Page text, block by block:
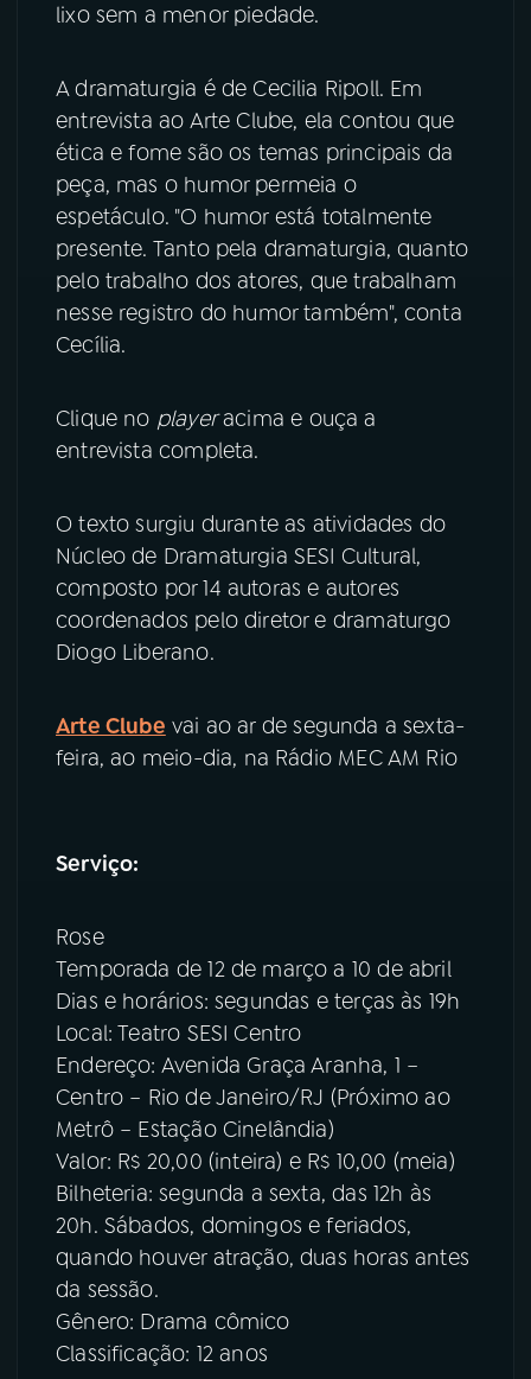
lixo sem a menor piedade.
A dramaturgia é de Cecilia Ripoll. Em
entrevista ao Arte Clube, ela contou que
ética e fome são os temas principais da
peça, mas o humor permeia o
espetáculo. "O humor está totalmente
presente. Tanto pela dramaturgia, quanto
pelo trabalho dos atores, que trabalham
nesse registro do humor também", conta
Cecília.
Clique no playeracima e ouça a
entrevista completa.
O texto surgiu durante as atividades do
Núcleo de Dramaturgia SESI Cultural,
composto por 14 autoras e autores
coordenados pelo diretor e dramaturgo
Diogo Liberano.
Arte Clube vai ao ar de segunda a sexta-
feira, ao meio-dia, na Rádio MEC AM Rio
Serviço:
Rose
Temporada de 12 de março a 10 de abril
Dias e horários: segundas e terças às 19h
Local: Teatro SESI Centro
Endereço: Avenida Graça Aranha, 1 –
Centro – Rio de Janeiro/RJ (Próximo ao
Metrô – Estação Cinelândia)
Valor: R$ 20,00 (inteira) e R$ 10,00 (meia)
Bilheteria: segunda a sexta, das 12h às
20h. Sábados, domingos e feriados,
quando houver atração, duas horas antes
da sessão.
Gênero: Drama cômico
Classificação: 12 anos